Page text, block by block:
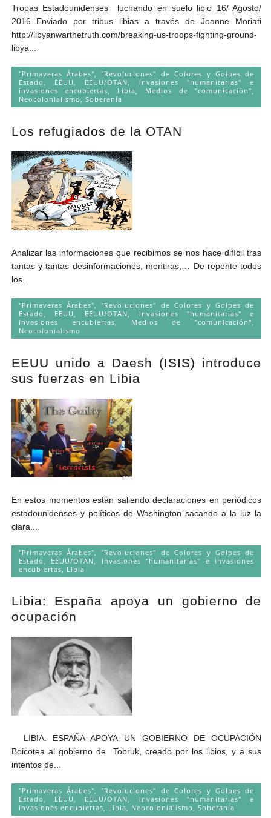
Tropas Estadounidenses luchando en suelo libio 16/ Agosto/
2016 Enviado por tribus libias a través de Joanne Moriati
http://libyanwarthetruth.com/breaking-us-troops-fighting-ground-
libya...
"Primaveras Árabes", "Revoluciones" de Colores y Golpes de
Estado, EEUU, EEUU/OTAN, Invasiones "humanitarias" e
invasiones encubiertas, Libia, Medios de "comunicación",
Neocolonialismo, Soberanía
Los refugiados de la OTAN
Analizar las informaciones que recibimos se nos hace difícil tras
tantas y tantas desinformaciones, mentiras,… De repente todos
los...
"Primaveras Árabes", "Revoluciones" de Colores y Golpes de
Estado
EEUU EEUU/OTAN
Invasiones "humanitarias" e
invasiones encubiertas
Medios de "comunicación"
Neocolonialismo
EEUU unido a Daesh (ISIS) introduce
sus fuerzas en Libia
En estos momentos están saliendo declaraciones en periódicos
estadounidenses y políticos de Washington sacando a la luz la
clara...
"Primaveras Árabes", "Revoluciones" de Colores y Golpes de
Estado
EEUU/OTAN
Invasiones "humanitarias" e invasiones
encubiertas
Libia
Libia: España apoya un gobierno de
ocupación
LIBIA: ESPAÑA APOYA UN GOBIERNO DE OCUPACIÓN
Boicotea al gobierno de Tobruk, creado por los libios, y a sus
intentos de...
"Primaveras Árabes", "Revoluciones" de Colores y Golpes de
Estado
EEUU EEUU/OTAN
Invasiones "humanitarias" e
invasiones encubiertas
Libia Neocolonialismo Soberanía